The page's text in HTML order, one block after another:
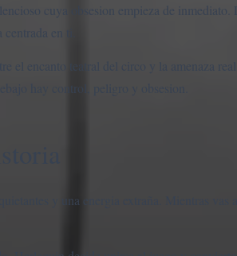
cuya obsesion empieza de
en ti.
el encanto teatral del circo y la amenaza
hay control, peligro y obsesion.
y una energia extraña. Mientras vas